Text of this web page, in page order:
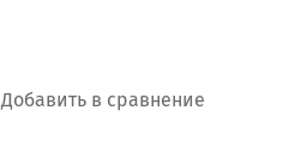
Добавить в сравнение